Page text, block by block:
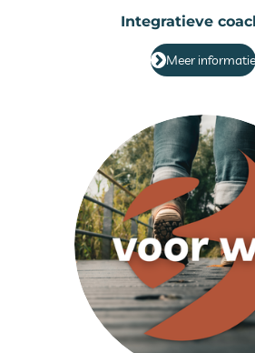
Integratieve
Meer informatie